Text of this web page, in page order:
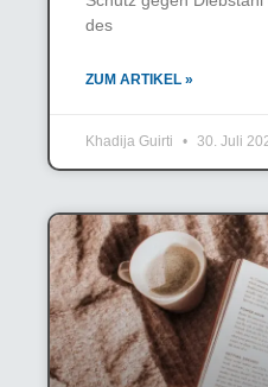
des
ZUM ARTIKEL »
Khadija Guirti 30. Juli